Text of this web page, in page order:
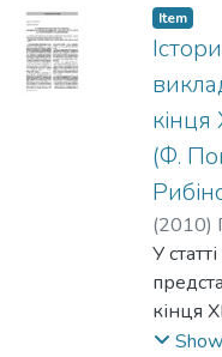
бути
на
Item
кінця
(Ф.
(2010)
У
кінця
ХХ ст.